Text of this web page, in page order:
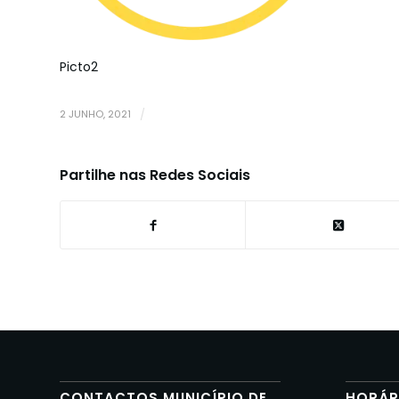
Picto2
2 JUNHO, 2021 /
Partilhe nas Redes Sociais